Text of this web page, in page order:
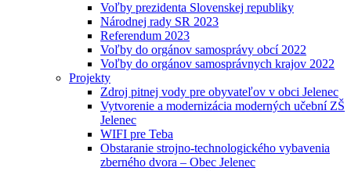
Voľby prezidenta Slovenskej republiky
Národnej rady SR 2023
Referendum 2023
Voľby do orgánov samosprávy obcí 2022
Voľby do orgánov samosprávnych krajov 2022
Projekty
Zdroj pitnej vody pre obyvateľov v obci Jelenec
Vytvorenie a modernizácia moderných učební ZŠ
Jelenec
WIFI pre Teba
Obstaranie strojno-technologického vybavenia
zberného dvora – Obec Jelenec